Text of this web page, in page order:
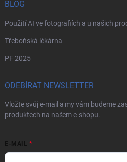
BLOG
Použití AI ve fotografiích a u našich
Třeboňská lékárna
PF 2025
ODEBÍRAT NEWSLETTER
Vložte svůj e-mail a my vám budeme
produktech na našem e-shopu.
E-MAIL